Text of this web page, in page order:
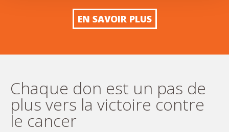
EN SAVOIR PLUS
Chaque don est un pas de
plus vers la victoire contre
le cancer